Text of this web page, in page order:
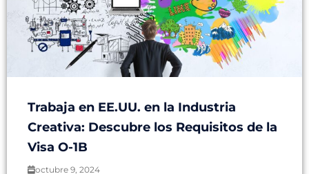
Trabaja en EE.UU. en la Industria
Creativa: Descubre los Requisitos de la
Visa O-1B
octubre 9, 2024